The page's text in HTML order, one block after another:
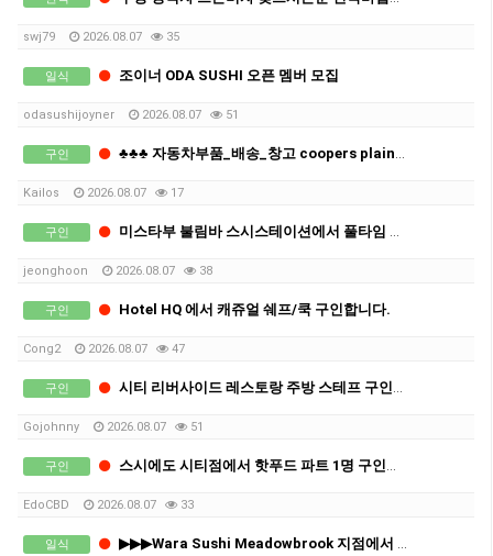
swj79 2026.08.07 35
일식 조이너 ODA SUSHI 오픈 멤버 모집
odasushijoyner 2026.08.07 51
구인 ♣♣♣ 자동차부품_배송_창고 coopers plain_브리즈번_남성직원 구인 ♣
Kailos 2026.08.07 17
구인 미스타부 불림바 스시스테이션에서 풀타임 또는 금토일 홀 직원 구인합니다
jeonghoon 2026.08.07 38
구인 Hotel HQ 에서 캐쥬얼 쉐프/쿡 구인합니다.
Cong2 2026.08.07 47
구인 시티 리버사이드 레스토랑 주방 스테프 구인합니다
Gojohnny 2026.08.07 51
구인 스시에도 시티점에서 핫푸드 파트 1명 구인합니다
EdoCBD 2026.08.07 33
일식 ▶▶▶Wara Sushi Meadowbrook 지점에서 Casual Hall Staff 혹은 풀타임 직원을 채용합니다!